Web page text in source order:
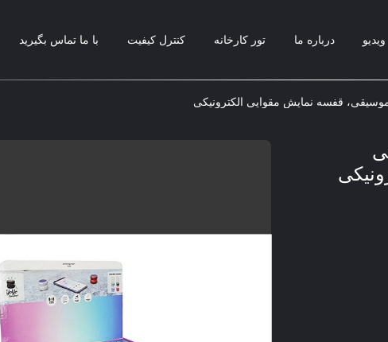
ویدیو درباره ما تور کارخانه کنترل کیفیت با ما تماس بگیرید
قفسه نمایش مقوایی الکترونیکی